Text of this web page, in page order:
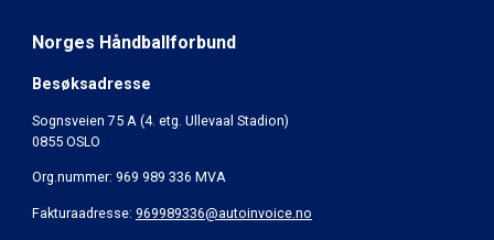
Norges Håndballforbund
Besøksadresse
Sognsveien 75 A (4. etg. Ullevaal Stadion)
0855 OSLO
Org.nummer: 969 989 336 MVA
Fakturaadresse: 969989336@autoinvoice.no